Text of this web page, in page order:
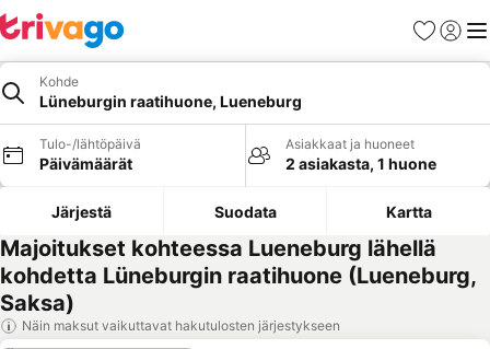
Suosikit
Kohde
Lüneburgin raatihuone, Lueneburg
Tulo-/lähtöpäivä
Päivämäärät
Asiakkaat ja huoneet
2 asiakasta, 1 huone
Järjestä Suodata Kartta
Majoitukset kohteessa Lueneburg lähellä
kohdetta Lüneburgin raatihuone (Lueneburg,
Saksa)
Näin maksut vaikuttavat hakutulosten järjestykseen